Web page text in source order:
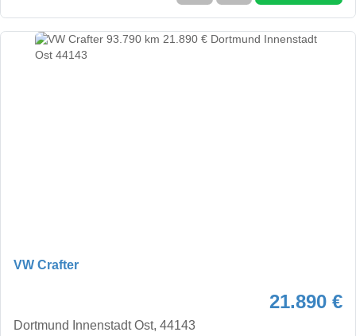
VW Crafter
21.890 €
Dortmund Innenstadt Ost, 44143